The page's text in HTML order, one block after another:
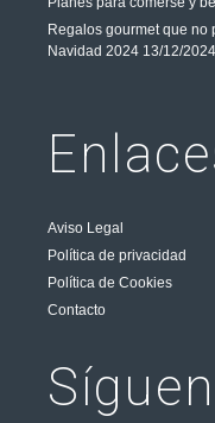
Regalos gourmet que no
Navidad 2024 13/12/2024
Aviso Legal
Política de privacidad
Política de Cookies
Contacto